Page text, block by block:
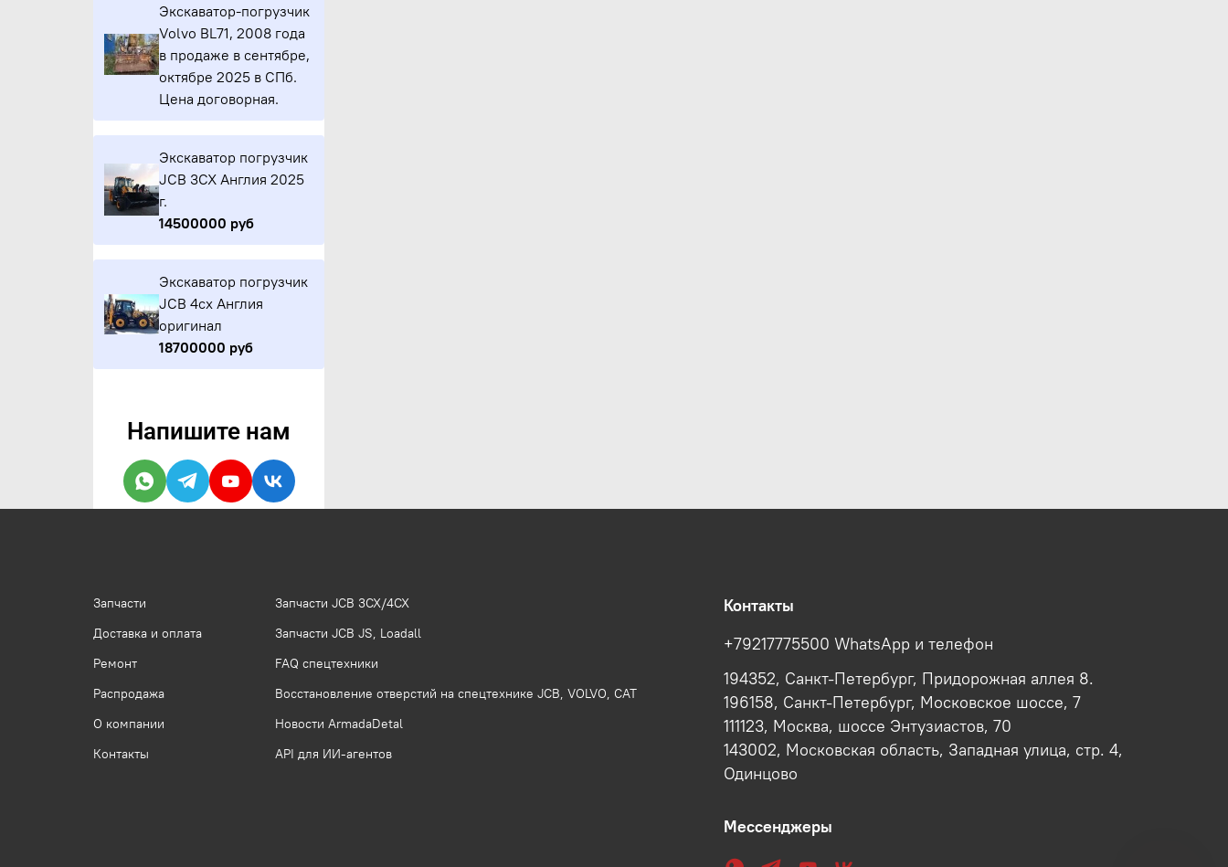
Экскаватор-погрузчик
Volvo BL71, 2008 года
в продаже в сентябре,
октябре 2025 в СПб.
Цена договорная.
Экскаватор погрузчик
JCB 3CX Англия 2025
г.
14500000 руб
Экскаватор погрузчик
JCB 4cx Англия
оригинал
18700000 руб
Напишите нам
Запчасти
Доставка и оплата
Ремонт
Распродажа
О компании
Контакты
Запчасти JCB 3CX/4CX
Запчасти JCB JS, Loadall
FAQ спецтехники
Восстановление отверстий на спецтехнике JCB, VOLVO, CAT
Новости ArmadaDetal
API для ИИ-агентов
Контакты
+79217775500 WhatsApp и телефон
194352, Санкт-Петербург, Придорожная аллея 8.
196158, Санкт-Петербург, Московское шоссе, 7
111123, Москва, шоссе Энтузиастов, 70
143002, Московская область, Западная улица, стр. 4,
Одинцово
Мессенджеры